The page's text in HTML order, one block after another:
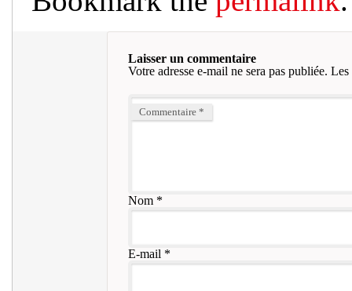
Laisser un commentaire
Votre adresse e-mail ne sera pas publiée. Les
Commentaire *
Nom*
E-mail *